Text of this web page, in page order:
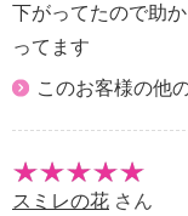
下がってたので助
ってます
このお客様の他
スミレの花 さん